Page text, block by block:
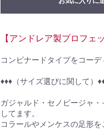
【アンドレア製プロフェ
コンビナードタイプをコーデ
♦︎♦︎♦︎（サイズ選びに関して）
ガジャルド・セノビージャ
してます。
コラールやメンケスの足形を